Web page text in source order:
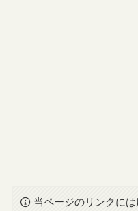
当ページのリンクには